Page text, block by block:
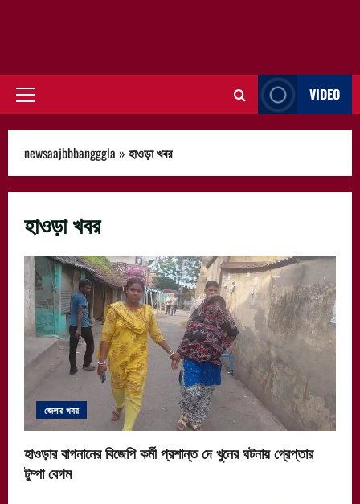
Primary
VIDEO
newsaajbbbangggla » হাওড়া খবর
হাওড়া খবর
জেলার খবর
হাওড়ার বাগনানের বিজেপি কর্মী প্রশান্ত দে খুনের ঘটনায় গ্রেপ্তার
টুম্পা বেগম